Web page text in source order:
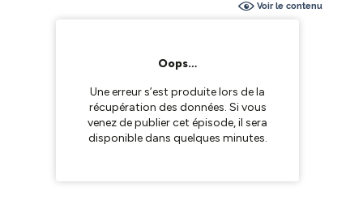
Voir le contenu